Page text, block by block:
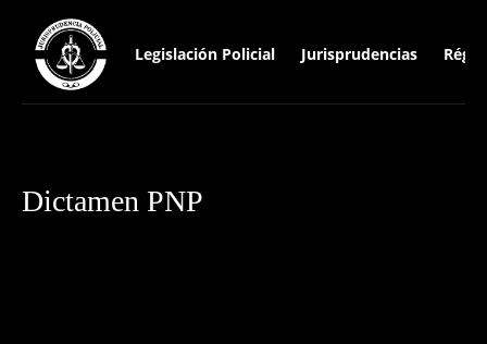
Legislación Policial Jurisprudencias
Dictamen PNP